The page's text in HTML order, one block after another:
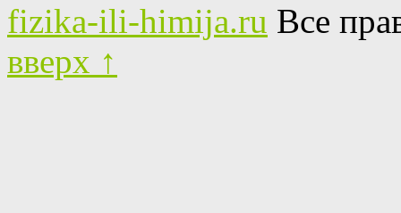
fizika-ili-himija.ru Все
вверх ↑